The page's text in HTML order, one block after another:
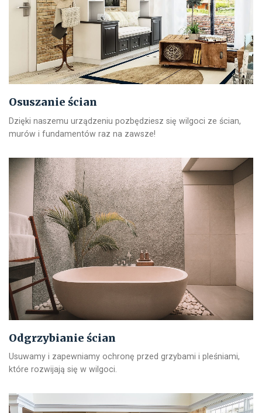
Osuszanie ścian
Dzięki naszemu urządzeniu pozbędziesz się wilgoci ze ścian,
murów i fundamentów raz na zawsze!
Odgrzybianie ścian
Usuwamy i zapewniamy ochronę przed grzybami i pleśniami,
które rozwijają się w wilgoci.